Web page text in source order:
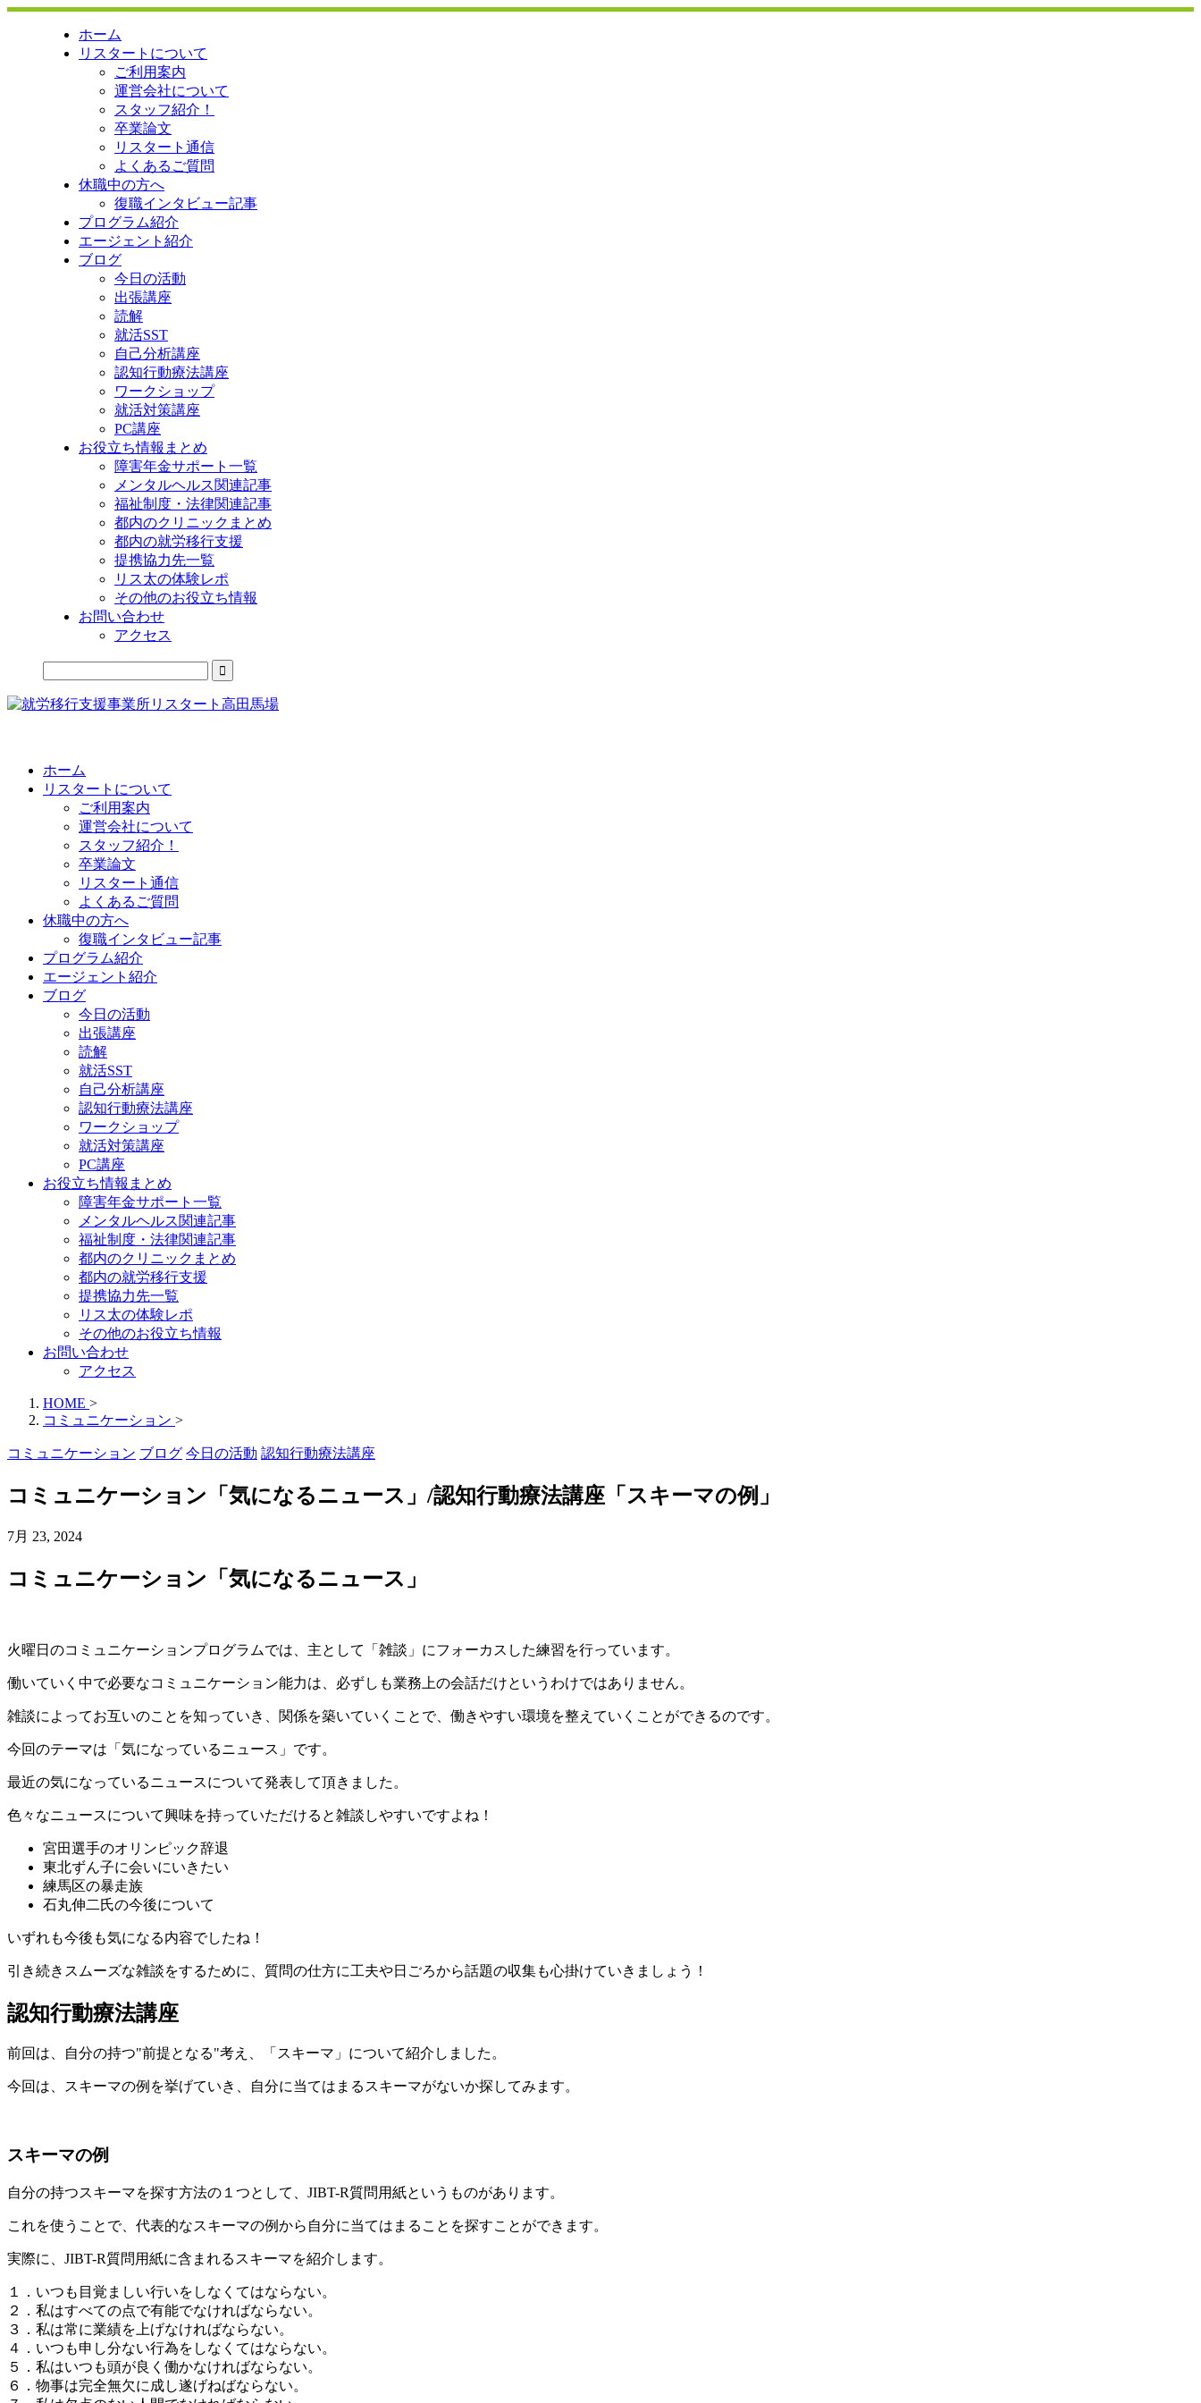
ホーム
リスタートについて
ご利用案内
運営会社について
スタッフ紹介！
卒業論文
リスタート通信
よくあるご質問
休職中の方へ
復職インタビュー記事
プログラム紹介
エージェント紹介
ブログ
今日の活動
出張講座
読解
就活SST
自己分析講座
認知行動療法講座
ワークショップ
就活対策講座
PC講座
お役立ち情報まとめ
障害年金サポート一覧
メンタルヘルス関連記事
福祉制度・法律関連記事
都内のクリニックまとめ
都内の就労移行支援
提携協力先一覧
リス太の体験レポ
その他のお役立ち情報
お問い合わせ
アクセス
ホーム
リスタートについて
ご利用案内
運営会社について
スタッフ紹介！
卒業論文
リスタート通信
よくあるご質問
休職中の方へ
復職インタビュー記事
プログラム紹介
エージェント紹介
ブログ
今日の活動
出張講座
読解
就活SST
自己分析講座
認知行動療法講座
ワークショップ
就活対策講座
PC講座
お役立ち情報まとめ
障害年金サポート一覧
メンタルヘルス関連記事
福祉制度・法律関連記事
都内のクリニックまとめ
都内の就労移行支援
提携協力先一覧
リス太の体験レポ
その他のお役立ち情報
お問い合わせ
アクセス
HOME >
コミュニケーション >
コミュニケーション ブログ 今日の活動 認知行動療法講座
コミュニケーション「気になるニュース」/認知行動療法講座「スキーマの例」
7月 23, 2024
コミュニケーション「気になるニュース」
火曜日のコミュニケーションプログラムでは、主として「雑談」にフォーカスした練習を行っています。
働いていく中で必要なコミュニケーション能力は、必ずしも業務上の会話だけというわけではありません。
雑談によってお互いのことを知っていき、関係を築いていくことで、働きやすい環境を整えていくことができるのです。
今回のテーマは「気になっているニュース」です。
最近の気になっているニュースについて発表して頂きました。
色々なニュースについて興味を持っていただけると雑談しやすいですよね！
宮田選手のオリンピック辞退
東北ずん子に会いにいきたい
練馬区の暴走族
石丸伸二氏の今後について
いずれも今後も気になる内容でしたね！
引き続きスムーズな雑談をするために、質問の仕方に工夫や日ごろから話題の収集も心掛けていきましょう！
認知行動療法講座
前回は、自分の持つ"前提となる"考え、「スキーマ」について紹介しました。
今回は、スキーマの例を挙げていき、自分に当てはまるスキーマがないか探してみます。
スキーマの例
自分の持つスキーマを探す方法の１つとして、JIBT-R質問用紙というものがあります。
これを使うことで、代表的なスキーマの例から自分に当てはまることを探すことができます。
実際に、JIBT-R質問用紙に含まれるスキーマを紹介します。
１．いつも目覚ましい行いをしなくてはならない。
２．私はすべての点で有能でなければならない。
３．私は常に業績を上げなければならない。
４．いつも申し分ない行為をしなくてはならない。
５．私はいつも頭が良く働かなければならない。
６．物事は完全無欠に成し遂げねばならない。